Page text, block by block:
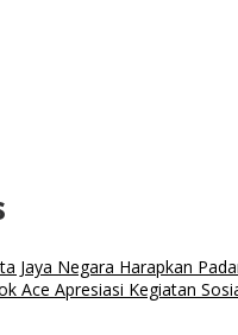
Jaya Negara Harapkan
Ace Apresiasi Kegiatan